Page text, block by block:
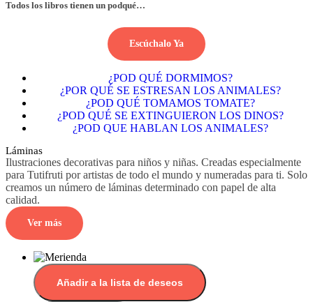
Todos los libros tienen un podqué…
Escúchalo Ya
¿POD QUÉ DORMIMOS?
¿POR QUÉ SE ESTRESAN LOS ANIMALES?
¿POD QUÉ TOMAMOS TOMATE?
¿POD QUÉ SE EXTINGUIERON LOS DINOS?
¿POD QUE HABLAN LOS ANIMALES?
Láminas
Ilustraciones decorativas para niños y niñas. Creadas especialmente
para Tutifruti por artistas de todo el mundo y numeradas para ti. Solo
creamos un número de láminas determinado con papel de alta
calidad.
Ver más
Añadir a la lista de deseos